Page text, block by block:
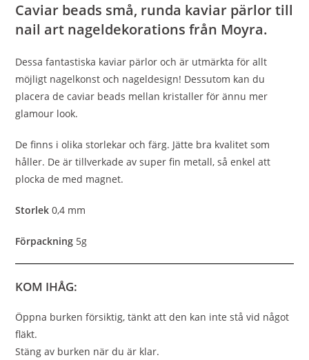
Caviar beads små, runda kaviar pärlor till
nail art nageldekorations från Moyra.
Dessa fantastiska kaviar pärlor och är utmärkta för allt
möjligt nagelkonst och nageldesign! Dessutom kan du
placera de caviar beads mellan kristaller för ännu mer
glamour look.
De finns i olika storlekar och färg. Jätte bra kvalitet som
håller. De är tillverkade av super fin metall, så enkel att
plocka de med magnet.
Storlek0,4 mm
Förpackning 5g
KOM IHÅG:
Öppna burken försiktig, tänkt att den kan inte stå vid något
fläkt.
Stäng av burken när du är klar.